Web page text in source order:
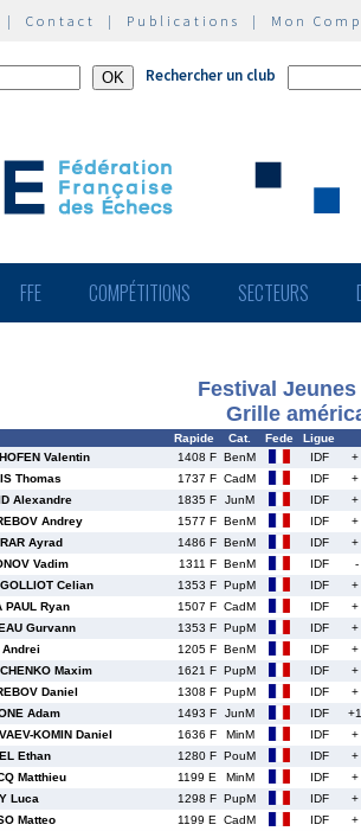
| Contact | Publications | Mon
Rechercher un club
FFE COMPÉTITIONS SECTEURS
Festival
Grille
Rapide Cat. Fede Ligue
Valentin 1408 F BenM IDF +
Thomas 1737 F CadM IDF +
Alexandre 1835 F JunM IDF +
Andrey 1577 F BenM IDF +
Ayrad 1486 F BenM IDF +
Vadim 1311 F BenM IDF -
Celian 1353 F PupM IDF +
PAUL Ryan 1507 F CadM IDF +
Gurvann 1353 F PupM IDF +
Andrei 1205 F BenM IDF +
Maxim 1621 F PupM IDF +
Daniel 1308 F PupM IDF +
Adam 1493 F JunM IDF
KOMIN Daniel 1636 F MinM IDF +
Ethan 1280 F PouM IDF +
Matthieu 1199 E MinM IDF +
Luca 1298 F PupM IDF +
Matteo 1199 E CadM IDF +